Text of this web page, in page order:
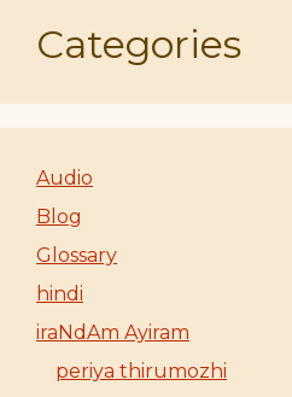
Categories
Audio
Blog
Glossary
hindi
iraNdAm Ayiram
periya thirumozhi